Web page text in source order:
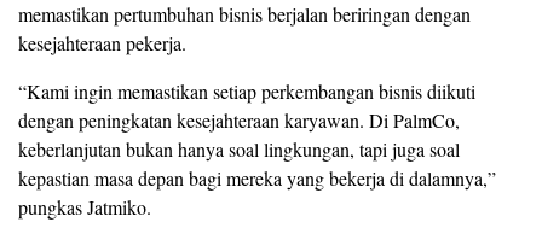
memastikan pertumbuhan bisnis berjalan beriringan dengan
kesejahteraan pekerja.
“Kami ingin memastikan setiap perkembangan bisnis diikuti
dengan peningkatan kesejahteraan karyawan. Di PalmCo,
keberlanjutan bukan hanya soal lingkungan, tapi juga soal
kepastian masa depan bagi mereka yang bekerja di dalamnya,”
pungkas Jatmiko.